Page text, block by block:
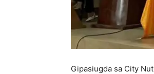
Gipasiugda sa City